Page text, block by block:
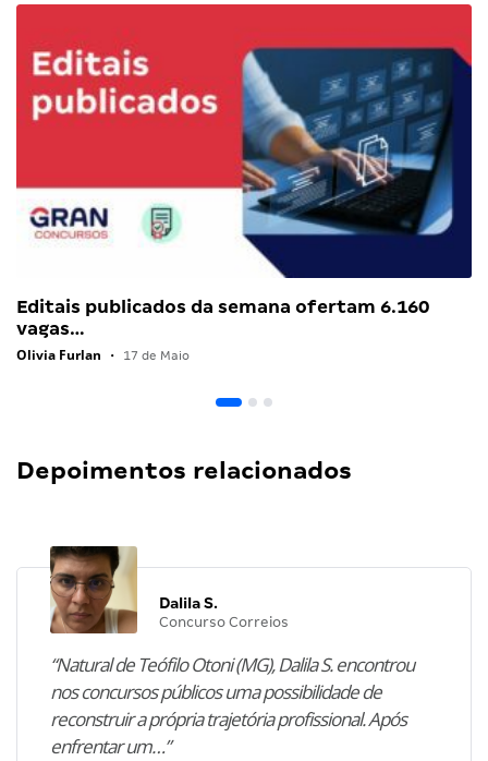
Editais publicados da semana ofertam 6.160
vagas…
Olivia Furlan • 17 de Maio
Depoimentos relacionados
Dalila S.
Concurso Correios
“Natural de Teófilo Otoni (MG), Dalila S. encontrou
nos concursos públicos uma possibilidade de
reconstruir a própria trajetória profissional. Após
enfrentar um…”